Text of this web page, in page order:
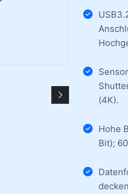
(4K).
Hohe
Bit);